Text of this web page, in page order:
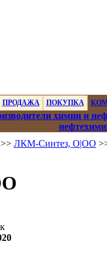
ПРОДАЖА ПОКУПКА
химии и
>> ЛКМ-Синтез, О|ОО